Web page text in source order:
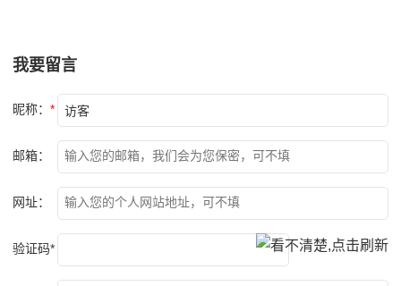
我要留言
昵称： *
邮箱：
网址：
验证码*